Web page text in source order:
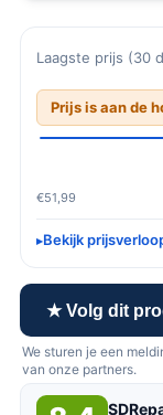
Laagste prijs (30
Prijs is aan de
€51,99
Bekijk
★ Volg dit
We sturen je een
van onze partners.